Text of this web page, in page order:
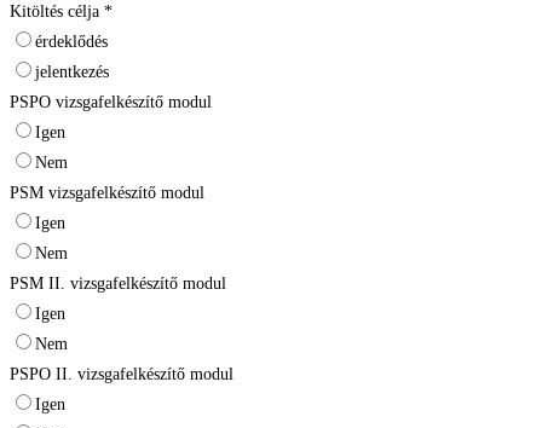
Kitöltés célja *
érdeklődés
jelentkezés
PSPO vizsgafelkészítő modul
Igen
Nem
PSM vizsgafelkészítő modul
Igen
Nem
PSM II. vizsgafelkészítő modul
Igen
Nem
PSPO II. vizsgafelkészítő modul
Igen